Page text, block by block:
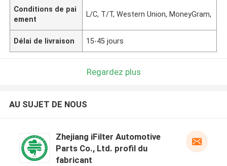
Conditions de pai
ement
L/C, T/T, Western Union, MoneyGram,
Délai de livraison 15-45 jours
Regardez plus
AU SUJET DE NOUS
Zhejiang iFilter Automotive
Parts Co., Ltd. profil du
fabricant